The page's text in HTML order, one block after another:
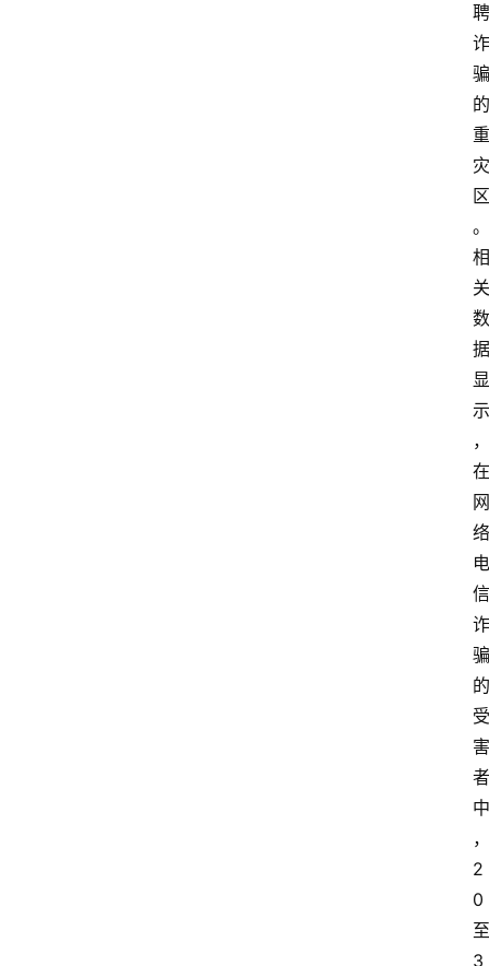
聘
诈
骗
的
重
灾
区
。
相
关
数
据
显
示
，
在
网
络
电
信
诈
骗
的
受
害
者
中
，
2
0
至
3